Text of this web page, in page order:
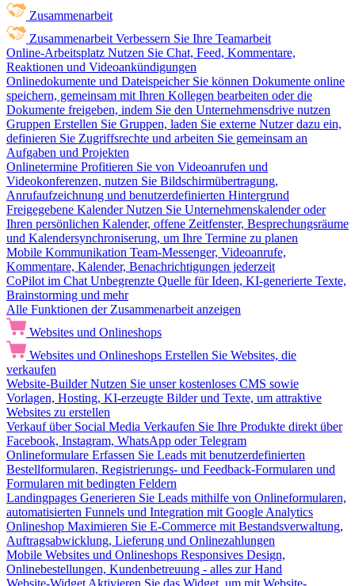
Zusammenarbeit
Zusammenarbeit Verbessern Sie Ihre Teamarbeit
Online-Arbeitsplatz Nutzen Sie Chat, Feed, Kommentare,
Reaktionen und Videoankündigungen
Onlinedokumente und Dateispeicher Sie können Dokumente online
speichern, gemeinsam mit Ihren Kollegen bearbeiten oder die
Dokumente freigeben, indem Sie den Unternehmensdrive nutzen
Gruppen Erstellen Sie Gruppen, laden Sie externe Nutzer dazu ein,
definieren Sie Zugriffsrechte und arbeiten Sie gemeinsam an
Aufgaben und Projekten
Onlinetermine Profitieren Sie von Videoanrufen und
Videokonferenzen, nutzen Sie Bildschirmübertragung,
Anrufaufzeichnung und benutzerdefinierten Hintergrund
Freigegebene Kalender Nutzen Sie Unternehmenskalender oder
Ihren persönlichen Kalender, offene Zeitfenster, Besprechungsräume
und Kalendersynchroniserung, um Ihre Termine zu planen
Mobile Kommunikation Team-Messenger, Videoanrufe,
Kommentare, Kalender, Benachrichtigungen jederzeit
CoPilot im Chat Unbegrenzte Quelle für Ideen, KI-generierte Texte,
Brainstorming und mehr
Alle Funktionen der Zusammenarbeit anzeigen
Websites und Onlineshops
Websites und Onlineshops Erstellen Sie Websites, die
verkaufen
Website-Builder Nutzen Sie unser kostenloses CMS sowie
Vorlagen, Hosting, KI-erzeugte Bilder und Texte, um attraktive
Websites zu erstellen
Verkauf über Social Media Verkaufen Sie Ihre Produkte direkt über
Facebook, Instagram, WhatsApp oder Telegram
Onlineformulare Erfassen Sie Leads mit benutzerdefinierten
Bestellformularen, Registrierungs- und Feedback-Formularen und
Formularen mit bedingten Feldern
Landingpages Generieren Sie Leads mithilfe von Onlineformularen,
automatisierten Funnels und Integration mit Google Analytics
Onlineshop Maximieren Sie E-Commerce mit Bestandsverwaltung,
Auftragsabwicklung, Lieferung und Onlinezahlungen
Mobile Websites und Onlineshops Responsives Design,
Onlinebestellungen, Kundenbetreuung - alles zur Hand
Website-Widget Aktivieren Sie das Widget, um mit Website-